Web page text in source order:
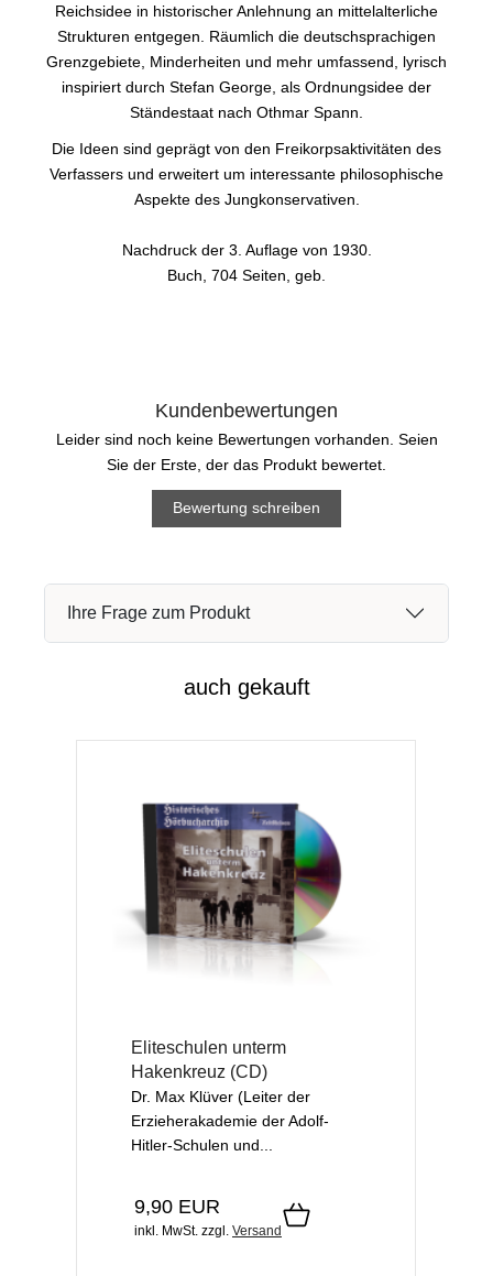
Reichsidee in historischer Anlehnung an mittelalterliche
Strukturen entgegen. Räumlich die deutschsprachigen
Grenzgebiete, Minderheiten und mehr umfassend, lyrisch
inspiriert durch Stefan George, als Ordnungsidee der
Ständestaat nach Othmar Spann.
Die Ideen sind geprägt von den Freikorpsaktivitäten des
Verfassers und erweitert um interessante philosophische
Aspekte des Jungkonservativen.
Nachdruck der 3. Auflage von 1930.
Buch, 704 Seiten, geb.
Kundenbewertungen
Leider sind noch keine Bewertungen vorhanden. Seien
Sie der Erste, der das Produkt bewertet.
Bewertung schreiben
Ihre Frage zum Produkt
auch gekauft
Eliteschulen unterm
Hakenkreuz (CD)
Dr. Max Klüver (Leiter der
Erzieherakademie der Adolf-
Hitler-Schulen und...
9,90 EUR
inkl. MwSt. zzgl. Versand